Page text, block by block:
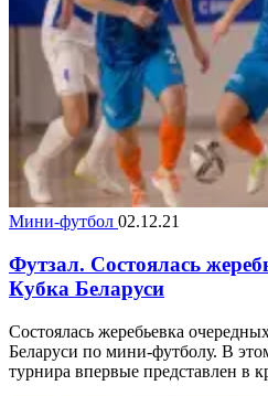
Мини-футбол 02.12.21
Футзал. Состоялась
Кубка Беларуси
Состоялась жеребьевка
Беларуси по мини-футболу. В
турнира впервые представлен в